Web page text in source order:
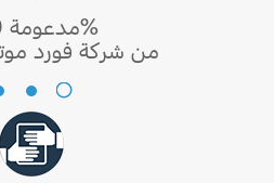
مدعومة 100%
من شركة فورد